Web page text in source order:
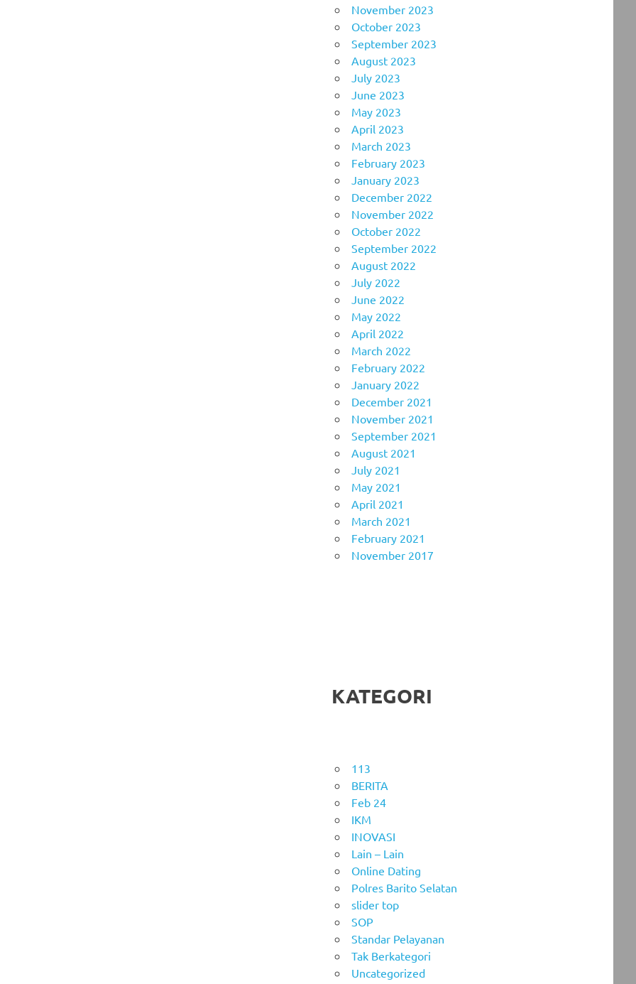
November 2023
October 2023
September 2023
August 2023
July 2023
June 2023
May 2023
April 2023
March 2023
February 2023
January 2023
December 2022
November 2022
October 2022
September 2022
August 2022
July 2022
June 2022
May 2022
April 2022
March 2022
February 2022
January 2022
December 2021
November 2021
September 2021
August 2021
July 2021
May 2021
April 2021
March 2021
February 2021
November 2017
KATEGORI
113
BERITA
Feb 24
IKM
INOVASI
Lain – Lain
Online Dating
Polres Barito Selatan
slider top
SOP
Standar Pelayanan
Tak Berkategori
Uncategorized